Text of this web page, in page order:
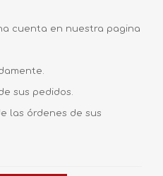
cuenta en nuestra pagina
sus pedidos.
las órdenes de sus